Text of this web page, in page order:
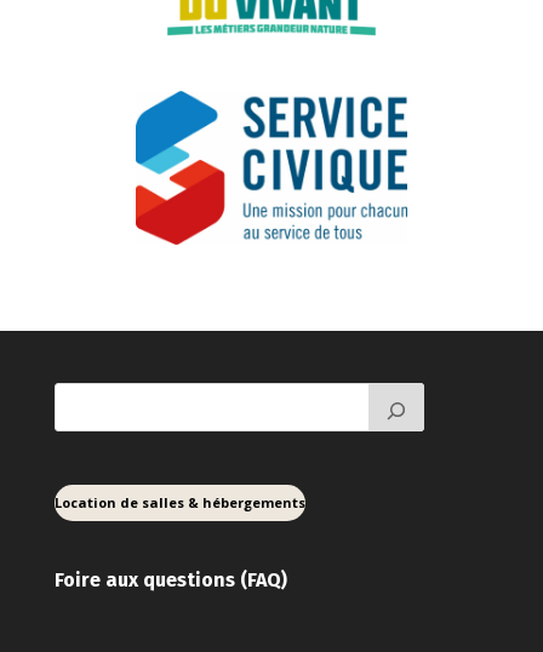
Location de salles & hébergements
Foire aux questions (FAQ)